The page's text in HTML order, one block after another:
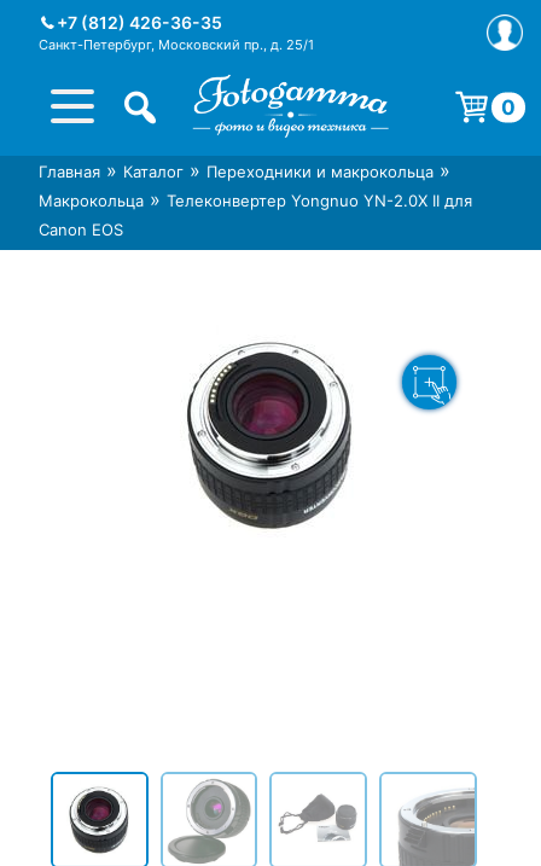
+7 (812) 426-36-35
Санкт-Петербург, Московский пр., д. 25/1
Интернет-магазин фототехники
Foto-Gamma в СПб
Магазин фотоаксессуаров foto-
gamma.ru
0
Корзина пуста.
Главная » Каталог » Переходники и макрокольца »
Макрокольца » Телеконвертер Yongnuo YN-2.0X II для
Canon EOS